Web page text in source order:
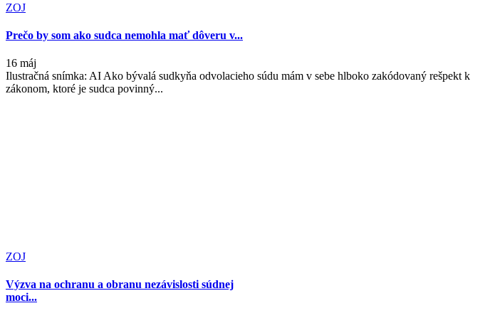
ZOJ
Prečo by som ako sudca nemohla mať dôveru v...
16 máj
Ilustračná snímka: AI Ako bývalá sudkyňa odvolacieho súdu mám v sebe hlboko zakódovaný rešpekt k
zákonom, ktoré je sudca povinný...
ZOJ
Výzva na ochranu a obranu nezávislosti súdnej
moci...